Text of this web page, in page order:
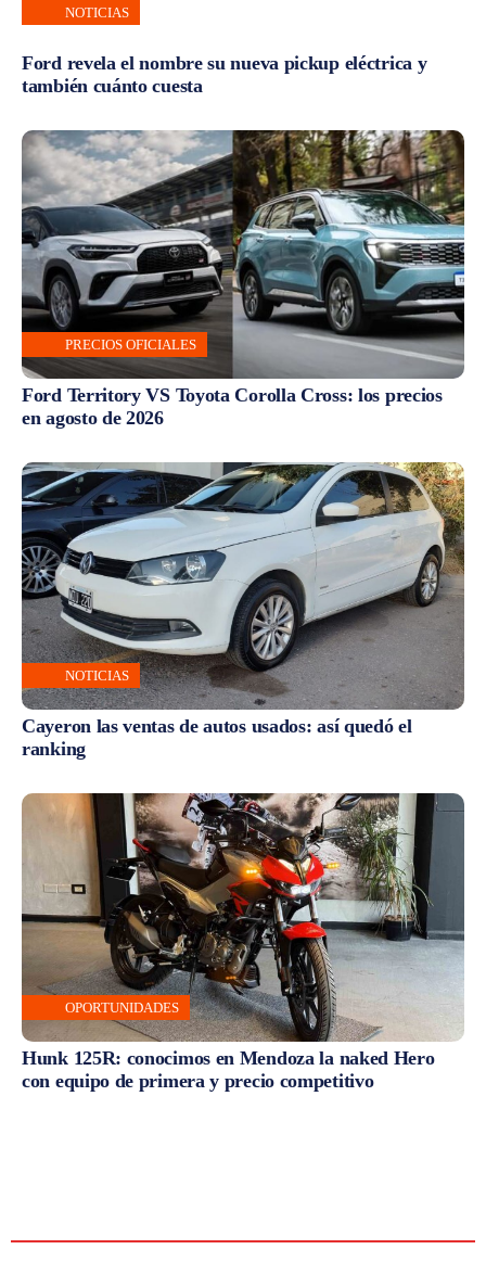
NOTICIAS
Ford revela el nombre su nueva pickup eléctrica y
también cuánto cuesta
PRECIOS OFICIALES
Ford Territory VS Toyota Corolla Cross: los precios
en agosto de 2026
NOTICIAS
Cayeron las ventas de autos usados: así quedó el
ranking
OPORTUNIDADES
Hunk 125R: conocimos en Mendoza la naked Hero
con equipo de primera y precio competitivo